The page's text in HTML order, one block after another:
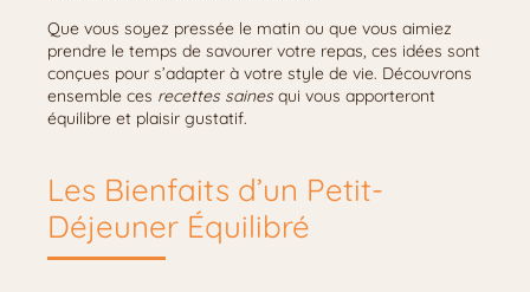
Que vous soyez pressée le matin ou que vous aimiez
prendre le temps de savourer votre repas, ces idées sont
conçues pour s’adapter à votre style de vie. Découvrons
ensemble ces recettes sainesqui vous apporteront
équilibre et plaisir gustatif.
Les Bienfaits d’un Petit-
Déjeuner Équilibré